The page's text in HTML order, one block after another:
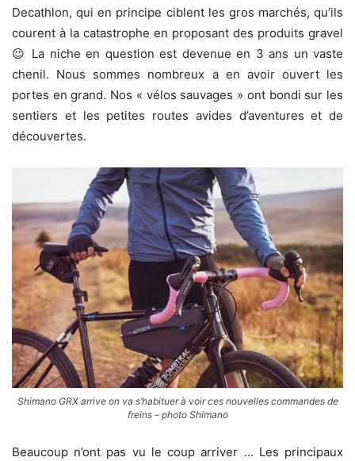
Decathlon, qui en principe ciblent les gros marchés, qu’ils
courent à la catastrophe en proposant des produits gravel
😉 La niche en question est devenue en 3 ans un vaste
chenil. Nous sommes nombreux a en avoir ouvert les
portes en grand. Nos « vélos sauvages » ont bondi sur les
sentiers et les petites routes avides d’aventures et de
découvertes.
Shimano GRX arrive on va s’habituer à voir ces nouvelles commandes de
freins – photo Shimano
Beaucoup n’ont pas vu le coup arriver … Les principaux